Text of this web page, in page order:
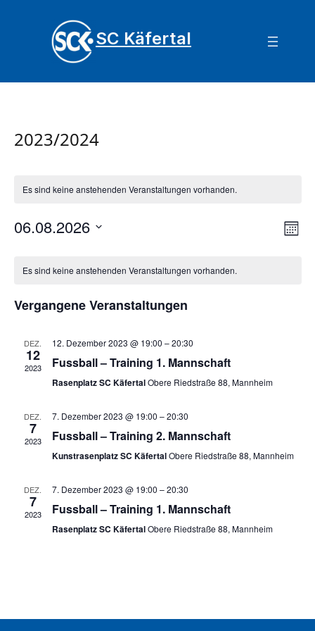
SC Käfertal
2023/2024
Es sind keine anstehenden Veranstaltungen vorhanden.
06.08.2026
von
Veranstaltungen
Es sind keine anstehenden Veranstaltungen vorhanden.
Vergangene Veranstaltungen
DEZ.
12
2023
12. Dezember 2023 @ 19:00 –20:30
Fussball – Training 1. Mannschaft
Rasenplatz SC KäfertalObere Riedstraße 88, Mannheim
DEZ.
7
2023
7. Dezember 2023 @ 19:00 –20:30
Fussball – Training 2. Mannschaft
Kunstrasenplatz SC KäfertalObere Riedstraße 88, Mannheim
DEZ.
7
2023
7. Dezember 2023 @ 19:00 –20:30
Fussball – Training 1. Mannschaft
Rasenplatz SC KäfertalObere Riedstraße 88, Mannheim